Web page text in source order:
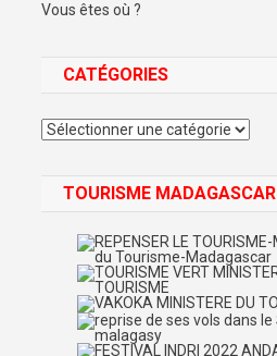
Vous êtes où ?
CATÉGORIES
Catégories
TOURISME MADAGASCAR